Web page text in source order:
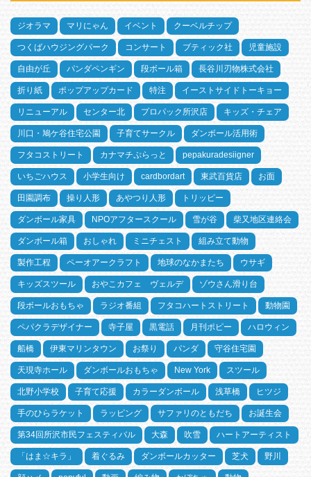
ジオラマ マリにゃん イベント クーベルチップ
つくばハウジングパーク コンサート ブティック社 児童施設
自由が丘 パンダペンギン 段ボール箱 長谷川刃物株式会社
折り紙 ポップアップカード 特注 イーストサイドトーキョー
リニューアル センター北 プロパック所沢店 キッズ・チェア
川口・鳩ケ谷住宅公園 子育てサークル ダンボール活用術
フタコストリート カナマチぷらっと pepakuradesiigner
いちごハウス 小学生向け cardbordart 東武百貨店 お面
田園調布 操り人形 あやつり人形 トリッピー
ダンボール家具 NPOアフタースクール 雪が谷 柴又地区連絡会
ダンボール箱 おしゃれ ミニチェスト 組み立て動物
製作工程 ペーオアークラフト 地球のなかまたち ウサギ
キッズスツール おやこカフェ ヴェルデ ゾウさん滑り台
段ボールおもちゃ ラジオ番組 フタコハートストリート 動物園
ペパクラデザイナー 寺子屋 黒電話 月刊ポピー ハロウィン
船橋 伊東マリンタウン お祭り パンダ 守谷住宅園
天現寺ホール ダンボールおもちゃ New York スツール
北野小学校 子育て応援 カラーダンボール 浅草橋 ヒツジ
手のひらラケット ラッピング サファリのともだち お誕生会
第34回所沢市民フェスティバル 大森 吹雪 ハートアーティスト
「はま☆キラ」 着ぐるみ ダンボールカッター 芝犬 野川